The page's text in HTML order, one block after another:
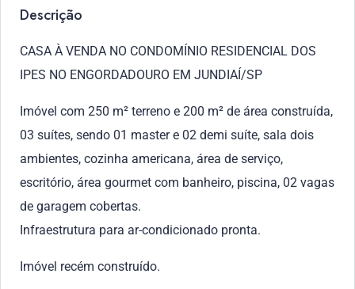
Descrição
CASA À VENDA NO CONDOMÍNIO RESIDENCIAL DOS
IPES NO ENGORDADOURO EM JUNDIAÍ/SP
Imóvel com 250 m² terreno e 200 m² de área construída,
03 suítes, sendo 01 master e 02 demi suíte, sala dois
ambientes, cozinha americana, área de serviço,
escritório, área gourmet com banheiro, piscina, 02 vagas
de garagem cobertas.
Infraestrutura para ar-condicionado pronta.
Imóvel recém construído.